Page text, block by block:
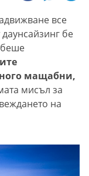
все
бе
беше
мащабни,
мисъл за
на